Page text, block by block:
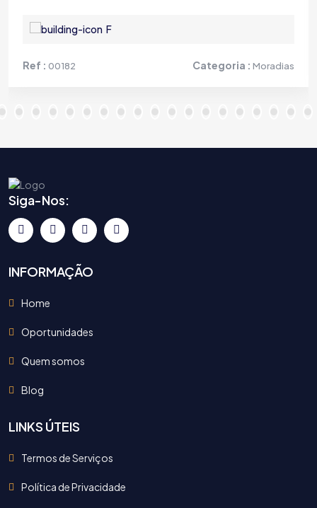
F
Ref : 00182 Categoria : Moradias
Siga-Nos:
INFORMAÇÃO
Home
Oportunidades
Quem somos
Blog
LINKS ÚTEIS
Termos de Serviços
Política de Privacidade